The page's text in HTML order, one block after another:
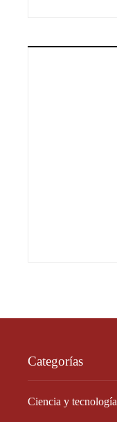
Categorías
Ciencia y tecnología